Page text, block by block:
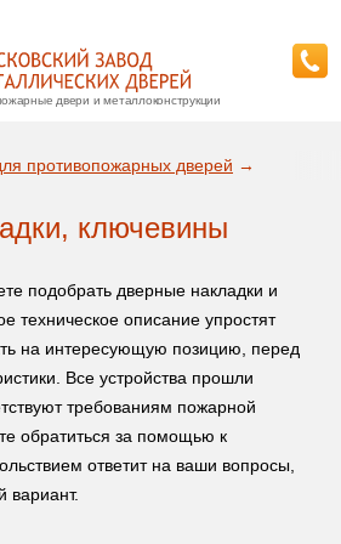
двери и металлоконструкции
ДА!
противопожарных дверей →
ключевины
подобрать дверные накладки и
техническое описание упростят
на интересующую позицию, перед
Все устройства прошли
требованиям пожарной
обратиться за помощью к
ответит на ваши вопросы,
вариант.